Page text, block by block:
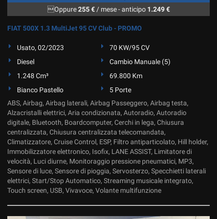
Oppure255 €/ mese-anticipo 1.249 €
FIAT 500X 1.3 MultiJet 95 CV Club - PROMO
Usato, 02/2023
70 KW/95 CV
Diesel
Cambio Manuale (5)
1.248 Cm³
69.800 Km
Bianco Pastello
5 Porte
ABS, Airbag, Airbag laterali, Airbag Passeggero, Airbag testa,
Alzacristalli elettrici, Aria condizionata, Autoradio, Autoradio
digitale, Bluetooth, Boardcomputer, Cerchi in lega, Chiusura
centralizzata, Chiusura centralizzata telecomandata,
Climatizzatore, Cruise Control, ESP, Filtro antiparticolato, Hill holder,
Immobilizzatore elettronico, Isofix, LANE ASSIST, Limitatore di
velocità, Luci diurne, Monitoraggio pressione pneumatici, MP3,
Sensore di luce, Sensore di pioggia, Servosterzo, Specchietti laterali
elettrici, Start/Stop Automatico, Streaming musicale integrato,
Touch screen, USB, Vivavoce, Volante multifunzione